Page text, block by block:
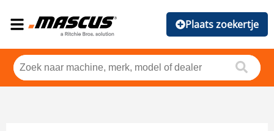
Plaats zoekertje